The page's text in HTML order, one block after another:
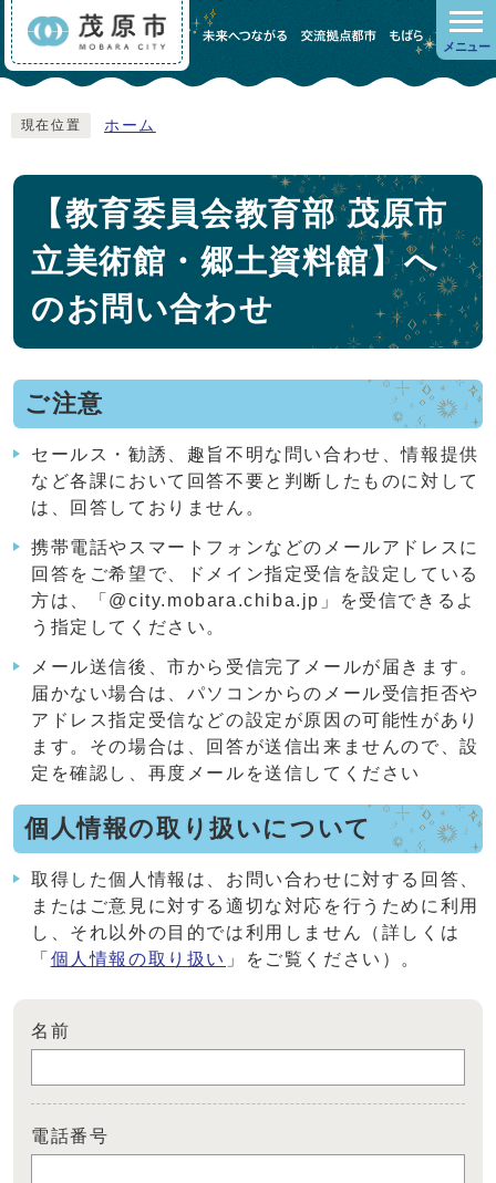
メニュー
現在位置 ホーム
【教育委員会教育部 茂原市
立美術館・郷土資料館】へ
のお問い合わせ
ご注意
セールス・勧誘、趣旨不明な問い合わせ、情報提供
など各課において回答不要と判断したものに対して
は、回答しておりません。
携帯電話やスマートフォンなどのメールアドレスに
回答をご希望で、ドメイン指定受信を設定している
方は、「@city.mobara.chiba.jp」を受信できるよ
う指定してください。
メール送信後、市から受信完了メールが届きます。
届かない場合は、パソコンからのメール受信拒否や
アドレス指定受信などの設定が原因の可能性があり
ます。その場合は、回答が送信出来ませんので、設
定を確認し、再度メールを送信してください
個人情報の取り扱いについて
取得した個人情報は、お問い合わせに対する回答、
またはご意見に対する適切な対応を行うために利用
し、それ以外の目的では利用しません（詳しくは
「 個人情報の取り扱い 」をご覧ください）。
名前
電話番号